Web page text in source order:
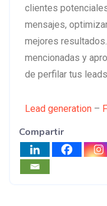
clientes
mensajes,
mejores
mencionadas y
de perfilar tus
Lead generation –
Compartir